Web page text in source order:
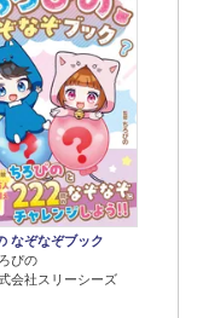
なぞなぞブック
ぴの
会社スリーシーズ